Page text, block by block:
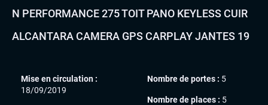
N PERFORMANCE 275 TOIT PANO KEYLESS CUIR
ALCANTARA CAMERA GPS CARPLAY JANTES 19
Mise en circulation :
18/09/2019
Nombre de portes : 5
Nombre de places : 5